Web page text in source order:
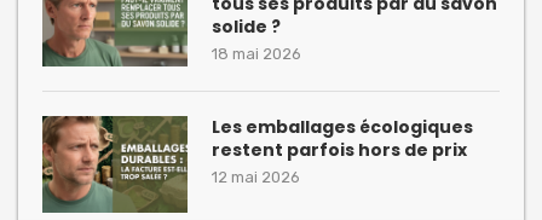
solide ?
18 mai 2026
Les emballages écologiques
restent parfois hors de prix
12 mai 2026